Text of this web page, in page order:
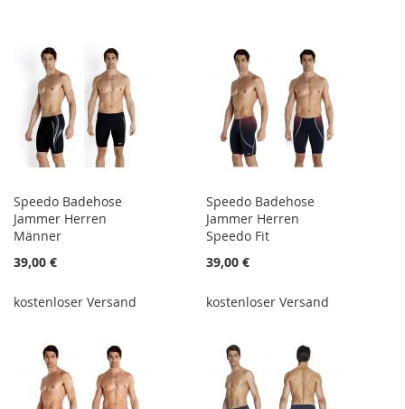
Speedo Badehose
Jammer Herren
Männer
39,00 €
kostenloser Versand
Speedo Badehose
Jammer Herren
Speedo Fit
39,00 €
kostenloser Versand